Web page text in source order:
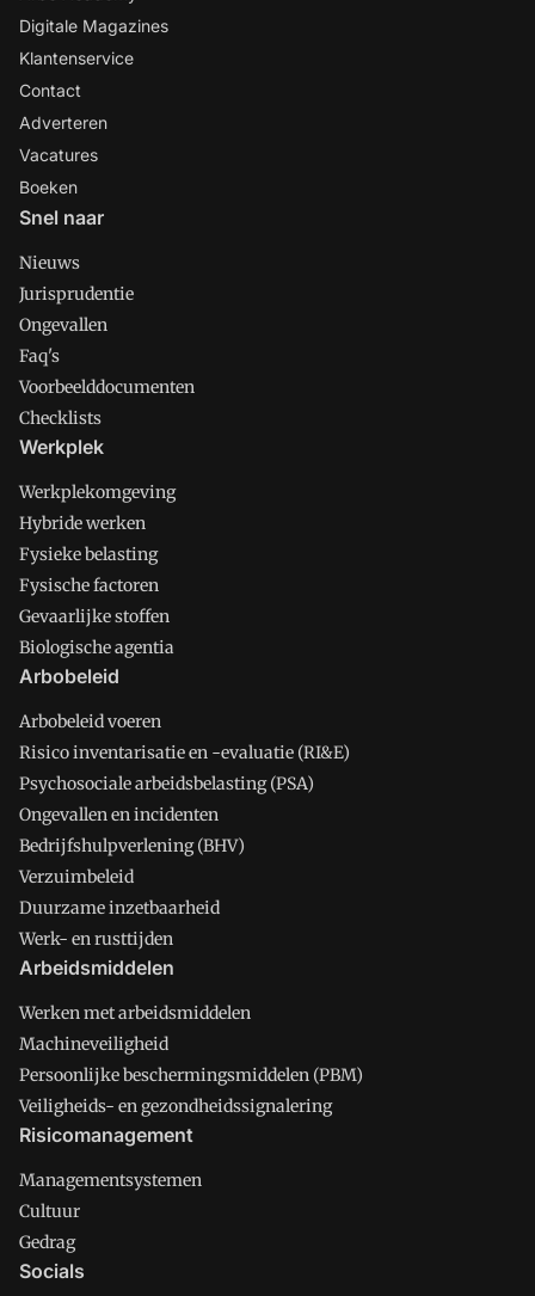
Digitale Magazines
Klantenservice
Contact
Adverteren
Vacatures
Boeken
Snel naar
Nieuws
Jurisprudentie
Ongevallen
Faq's
Voorbeelddocumenten
Checklists
Werkplek
Werkplekomgeving
Hybride werken
Fysieke belasting
Fysische factoren
Gevaarlijke stoffen
Biologische agentia
Arbobeleid
Arbobeleid voeren
Risico inventarisatie en -evaluatie (RI&E)
Psychosociale arbeidsbelasting (PSA)
Ongevallen en incidenten
Bedrijfshulpverlening (BHV)
Verzuimbeleid
Duurzame inzetbaarheid
Werk- en rusttijden
Arbeidsmiddelen
Werken met arbeidsmiddelen
Machineveiligheid
Persoonlijke beschermingsmiddelen (PBM)
Veiligheids- en gezondheidssignalering
Risicomanagement
Managementsystemen
Cultuur
Gedrag
Socials